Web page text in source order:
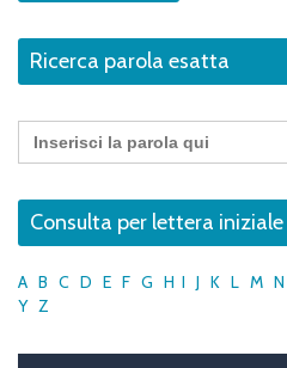
Ricerca parola esatta
Search
for:
Consulta per lettera iniziale
A B C D E F G H I J K L M N
Y Z